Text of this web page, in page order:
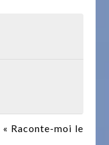
Raconte-moi le